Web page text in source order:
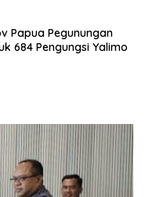
Papua Pegunungan
684 Pengungsi Yalimo